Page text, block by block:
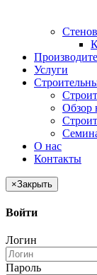
Услуги
Обзор
О нас
Контакты
×Закрыть
Войти
Логин
Пароль